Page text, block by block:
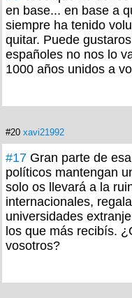
en base... en base a
siempre ha tenido
quitar. Puede
españoles no nos lo
1000 años unidos a
#20 xavi21992
#17 Gran parte de
políticos mantengan
solo os llevará a la
internacionales,
universidades
los que más recibís.
vosotros?